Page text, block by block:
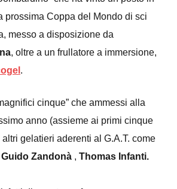
prossima Coppa del Mondo di sci
messo a disposizione da
, oltre a un frullatore a immersione,
.
cinque” che ammessi alla
anno (assieme ai primi cinque
gelatieri aderenti al G.A.T. come
Guido Zandonà , Thomas Infanti.